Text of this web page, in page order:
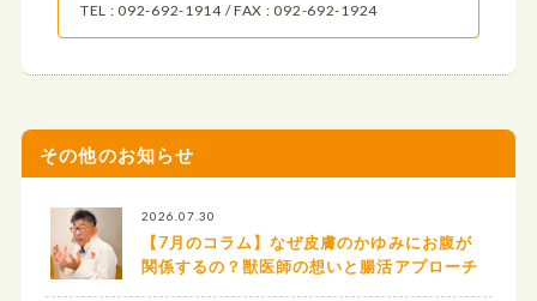
TEL : 092-692-1914 / FAX : 092-692-1924
その他のお知らせ
2026.07.30
【7月のコラム】なぜ皮膚のかゆみにお腹が
関係するの？獣医師の想いと腸活アプローチ